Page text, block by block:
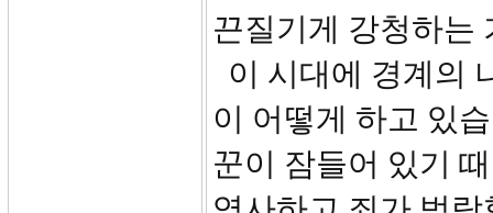
끈질기게 강청하는
이 시대에 경계의
이 어떻게 하고 있
꾼이 잠들어 있기